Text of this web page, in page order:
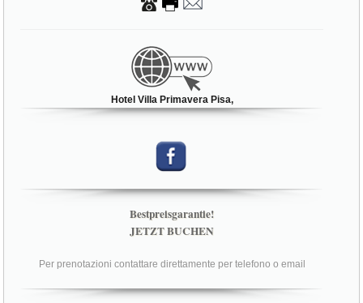
Hotel Villa Primavera Pisa,
Bestpreisgarantie!
JETZT BUCHEN
Per prenotazioni contattare direttamente per telefono o email